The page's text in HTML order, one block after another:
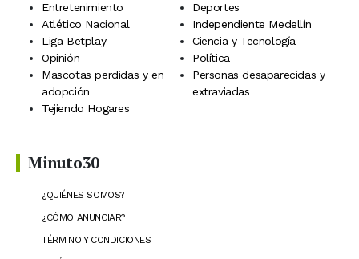
Entretenimiento
Deportes
Atlético Nacional
Independiente Medellín
Liga Betplay
Ciencia y Tecnología
Opinión
Política
Mascotas perdidas y en
adopción
Personas desaparecidas y
extraviadas
Tejiendo Hogares
Minuto30
¿QUIÉNES SOMOS?
¿CÓMO ANUNCIAR?
TÉRMINO Y CONDICIONES